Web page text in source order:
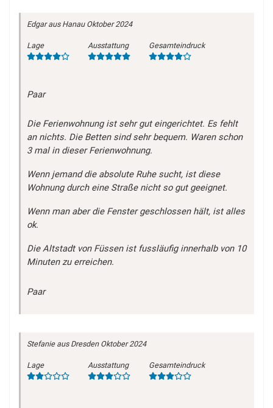
Edgaraus Hanau Oktober 2024
Lage Ausstattung Gesamteindruck
Paar
Die Ferienwohnung ist sehr gut eingerichtet. Es fehlt
an nichts. Die Betten sind sehr bequem. Waren schon
3 mal in dieser Ferienwohnung.
Wenn jemand die absolute Ruhe sucht, ist diese
Wohnung durch eine Straße nicht so gut geeignet.
Wenn man aber die Fenster geschlossen hält, ist alles
ok.
Die Altstadt von Füssen ist fussläufig innerhalb von 10
Minuten zu erreichen.
Paar
Stefanieaus Dresden Oktober 2024
Lage Ausstattung Gesamteindruck